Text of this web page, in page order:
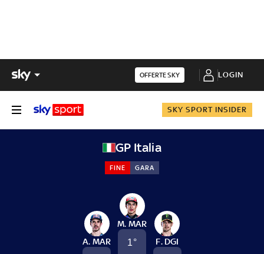
OFFERTE SKY LOGIN
SKY SPORT INSIDER
GP Italia
FINE GARA
M. MAR
1°
A. MAR
F. DGI